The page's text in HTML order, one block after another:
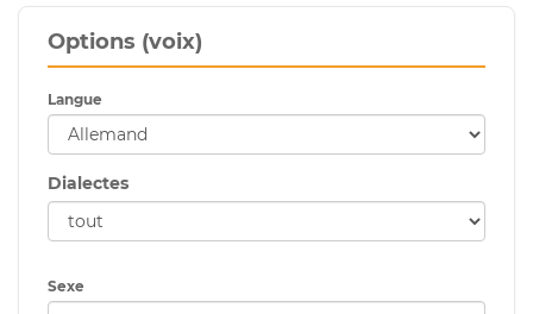
Options (voix)
Langue
Dialectes
Sexe